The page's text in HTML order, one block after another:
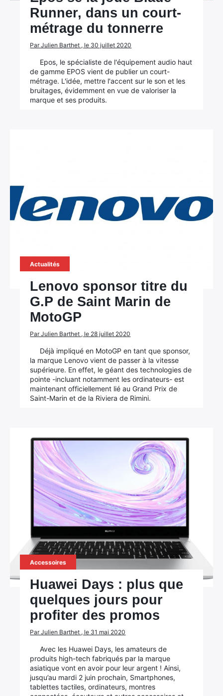
Runner, dans un court-
métrage du tonnerre
Par Julien Barthet , le 30 juillet 2020
Epos, le spécialiste de l'équipement audio haut
de gamme EPOS vient de publier un court-
métrage. L'idée, mettre l'accent sur le son et les
bruitages, évidemment en vue de valoriser la
marque et ses produits.
Actualités
Lenovo sponsor titre du
G.P de Saint Marin de
MotoGP
Par Julien Barthet , le 28 juillet 2020
Déjà impliqué en MotoGP en tant que sponsor,
la marque Lenovo vient de passer à la vitesse
supérieure. En effet, le géant des technologies de
pointe -incluant notamment les ordinateurs- est
maintenant officiellement lié au Grand Prix de
Saint-Marin et de la Riviera de Rimini.
Accessoires
Huawei Days : plus que
quelques jours pour
profiter des promos
Par Julien Barthet , le 31 mai 2020
Avec les Huawei Days, les amateurs de
produits high-tech fabriqués par la marque
asiatique vont en avoir pour leur argent ! Ainsi,
jusqu’au mardi 2 juin prochain, Smartphones,
tablettes tactiles, ordinateurs, montres